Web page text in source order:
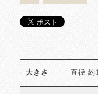
大きさ 直径 約